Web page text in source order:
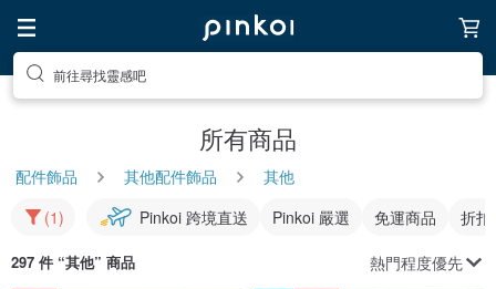
前往尋找靈感吧
所有商品
配件飾品 其他配件飾品
其他
(1)
Pinkoi 跨境直送 Pinkoi 嚴選 免運商品 折扣
297 件 “其他” 商品 熱門程度優先